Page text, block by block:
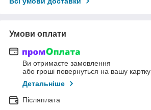
Умови оплати
Ви отримаєте замовлення
або гроші повернуться на вашу картку
Детальніше
Післяплата